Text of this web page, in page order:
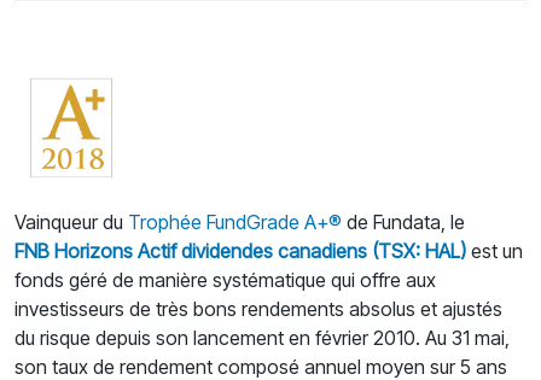
Vainqueur du Trophée FundGrade A+® de Fundata, le
FNB Horizons Actif dividendes canadiens (TSX: HAL) est un
fonds géré de manière systématique qui offre aux
investisseurs de très bons rendements absolus et ajustés
du risque depuis son lancement en février 2010. Au 31 mai,
son taux de rendement composé annuel moyen sur 5 ans